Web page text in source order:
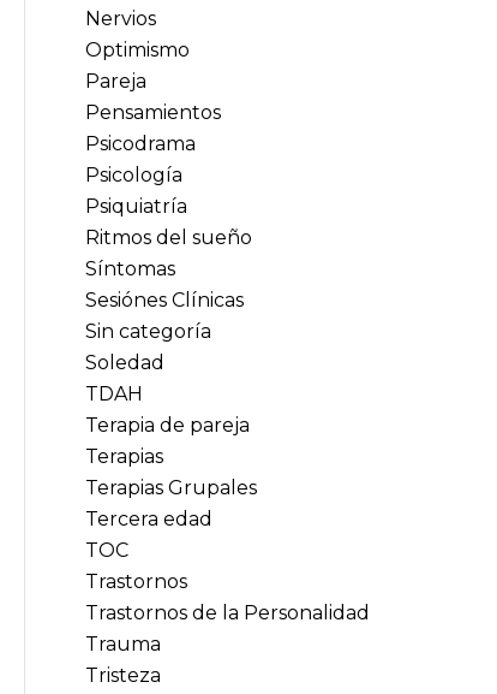
Nervios
Optimismo
Pareja
Pensamientos
Psicodrama
Psicología
Psiquiatría
Ritmos del sueño
Síntomas
Sesiónes Clínicas
Sin categoría
Soledad
TDAH
Terapia de pareja
Terapias
Terapias Grupales
Tercera edad
TOC
Trastornos
Trastornos de la Personalidad
Trauma
Tristeza